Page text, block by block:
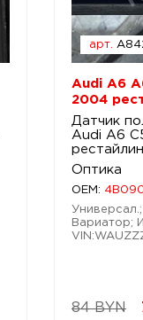
арт.
Audi A6
2004
Датчик
Audi A6
Оптика
OEM:
Вариатор;
84 BYN